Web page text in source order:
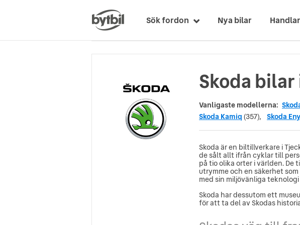
Sök fordon Nya bilar
Skoda
Vanligaste modellerna:
Skoda Kamiq (357), Skoda
Skoda är en biltillverkare i
de sålt allt ifrån cyklar till
på tio olika orter i världen. De
utrymme och en säkerhet
med sin miljövänliga
Skoda har dessutom ett
för att ta del av Skodas